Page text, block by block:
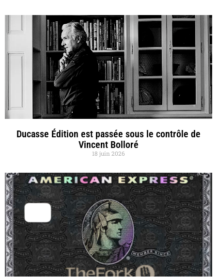
Ducasse Édition est passée sous le contrôle de
Vincent Bolloré
18 juin 2026